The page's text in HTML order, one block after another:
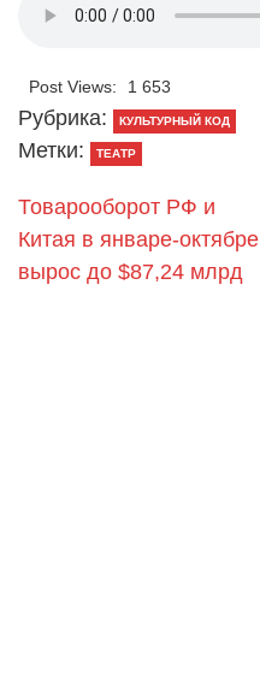
Post Views: 1 653
Рубрика: КУЛЬТУРНЫЙ КОД
Метки: ТЕАТР
Товарооборот РФ и
Китая в январе-октябре
вырос до $87,24 млрд